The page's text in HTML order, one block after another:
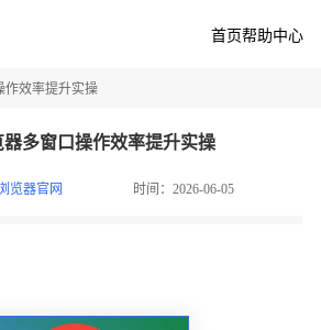
首页帮助中心
作效率提升实操
器多窗口操作效率提升实操
览器官网 时间：2026-06-05